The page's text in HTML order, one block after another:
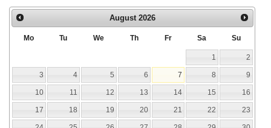
August 2026
Mo Tu We Th Fr Sa Su
1 2
3 4 5 6 7 8 9
10 11 12 13 14 15 16
17 18 19 20 21 22 23